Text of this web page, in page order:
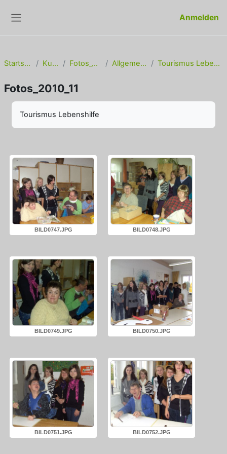
Anmelden
Startseite Kurse Fotos_10_11 Allgemeines Tourismus Lebenshilfe
Fotos_2010_11
Tourismus Lebenshilfe
BILD0747.JPG BILD0748.JPG
BILD0749.JPG BILD0750.JPG
BILD0751.JPG BILD0752.JPG